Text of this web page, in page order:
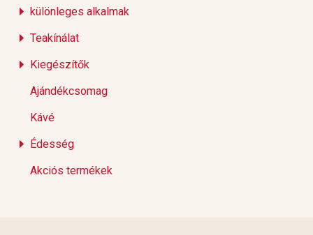
különleges alkalmak
Teakínálat
Kiegészítők
Ajándékcsomag
Kávé
Édesség
Akciós termékek